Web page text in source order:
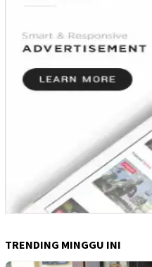
TRENDING MINGGU INI